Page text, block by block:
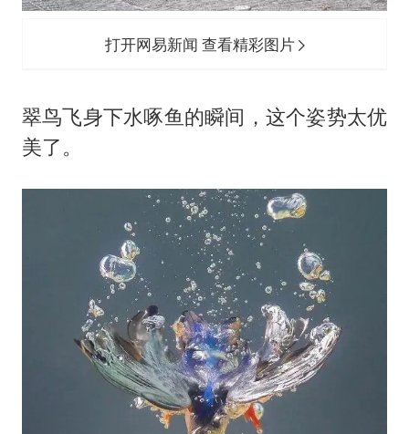
打开网易新闻 查看精彩图片
翠鸟飞身下水啄鱼的瞬间，这个姿势太优
美了。